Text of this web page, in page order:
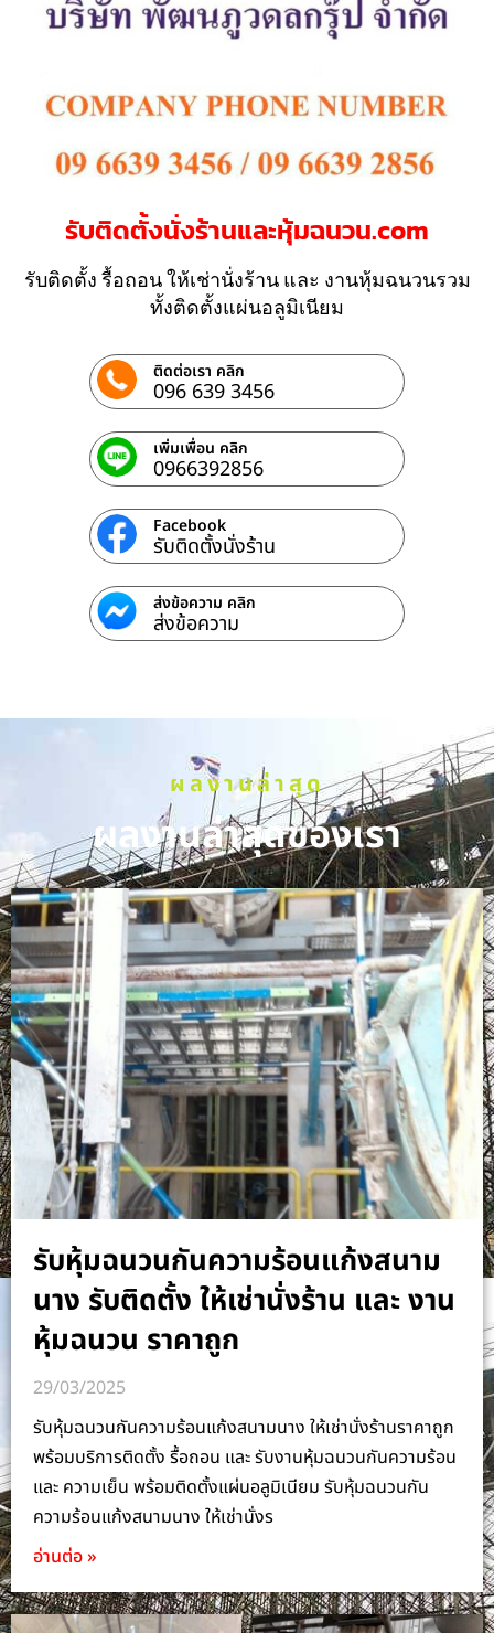
รับติดตั้งนั่งร้านและหุ้มฉนวน.com
รับติดตั้ง รื้อถอน ให้เช่านั่งร้าน และ งานหุ้มฉนวนรวม
ทั้งติดตั้งแผ่นอลูมิเนียม
ติดต่อเรา คลิก
096 639 3456
เพิ่มเพื่อน คลิก
0966392856
Facebook
รับติดตั้งนั่งร้าน
ส่งข้อความ คลิก
ส่งข้อความ
ผลงานล่าสุด
ผลงานล่าสุดของเรา
รับหุ้มฉนวนกันความร้อนแก้งสนาม
นาง รับติดตั้ง ให้เช่านั่งร้าน และ งาน
หุ้มฉนวน ราคาถูก
29/03/2025
รับหุ้มฉนวนกันความร้อนแก้งสนามนาง ให้เช่านั่งร้านราคาถูก
พร้อมบริการติดตั้ง รื้อถอน และ รับงานหุ้มฉนวนกันความร้อน
และ ความเย็น พร้อมติดตั้งแผ่นอลูมิเนียม รับหุ้มฉนวนกัน
ความร้อนแก้งสนามนาง ให้เช่านั่งร
อ่านต่อ »